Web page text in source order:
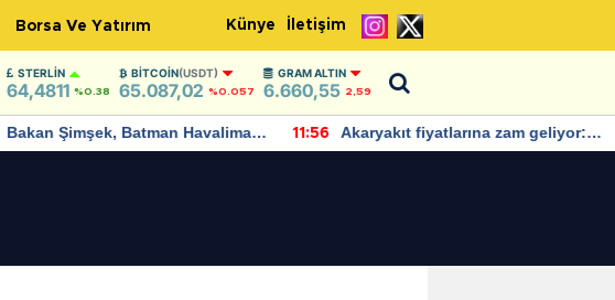
Borsa Ve Yatırım Künye İletişim
STERLIN
64,4811 %0.38
BITCOIN(USDT)
65.087,02 %0.057
GRAM ALTIN
6.660,55 2,59
Bakan Şimşek, Batman Havalimanı
için umut verici açıklamalarda
11:56
Akaryakıt fiyatlarına zam geliyor:
Yeni tarih açıklandı